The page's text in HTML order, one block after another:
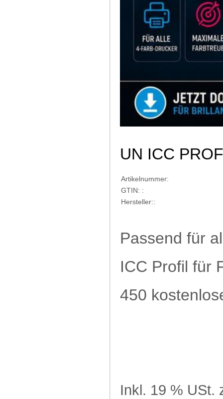
UN ICC
Artikelnummer:
GTIN: :
Hersteller::
Passend für
ICC Profil für
450
Inkl. 19 % USt.